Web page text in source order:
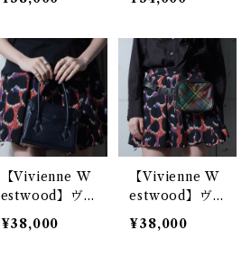
ストウッド コ
トバッグ blac
k&white
ストウッド マ
WAYハンドシ
ョルダーバッグ
【Vivienne W
estwood】ヴ
ィヴィアンウエ
ストウッド オ
¥38,000
【Vivienne W
estwood】ヴ
ィヴィアンウエ
ストウッド オ
¥38,000